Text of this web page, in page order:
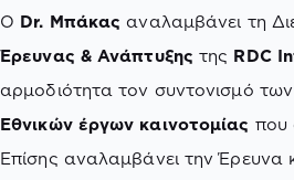
Ο Dr. Μπάκας αναλαμβάνει τη
Έρευνας & Ανάπτυξης της RDC
αρμοδιότητα τον συντονισμό των
Εθνικών έργων καινοτομίας που
Επίσης αναλαμβάνει την Έρευνα